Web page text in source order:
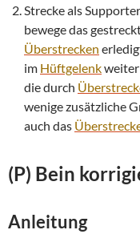
Strecke als
bewege das
Überstrecken
im Hüftgelenkweiter
die durch
wenige zusätzliche
auch das
(P) Bein
Anleitung